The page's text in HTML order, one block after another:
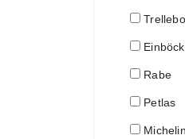
Einböck
Rabe
Petlas
Michelin